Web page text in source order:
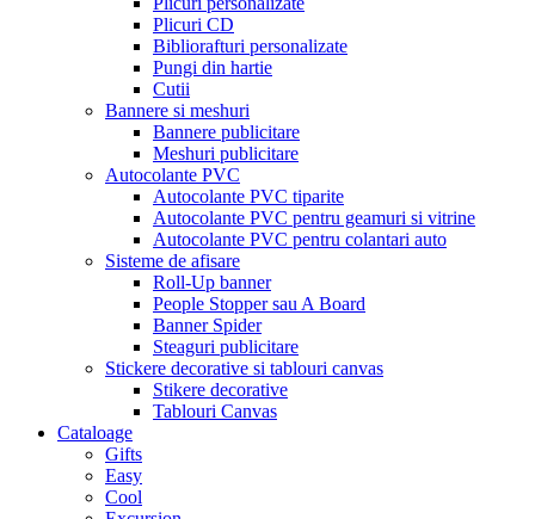
Plicuri CD
Bibliorafturi personalizate
Pungi din hartie
Cutii
Bannere si meshuri
Bannere publicitare
Meshuri publicitare
Autocolante PVC
Autocolante PVC tiparite
Autocolante PVC pentru geamuri si vitrine
Autocolante PVC pentru colantari auto
Sisteme de afisare
Roll-Up banner
People Stopper sau A Board
Banner Spider
Steaguri publicitare
Stickere decorative si tablouri canvas
Stikere decorative
Tablouri Canvas
Cataloage
Gifts
Easy
Cool